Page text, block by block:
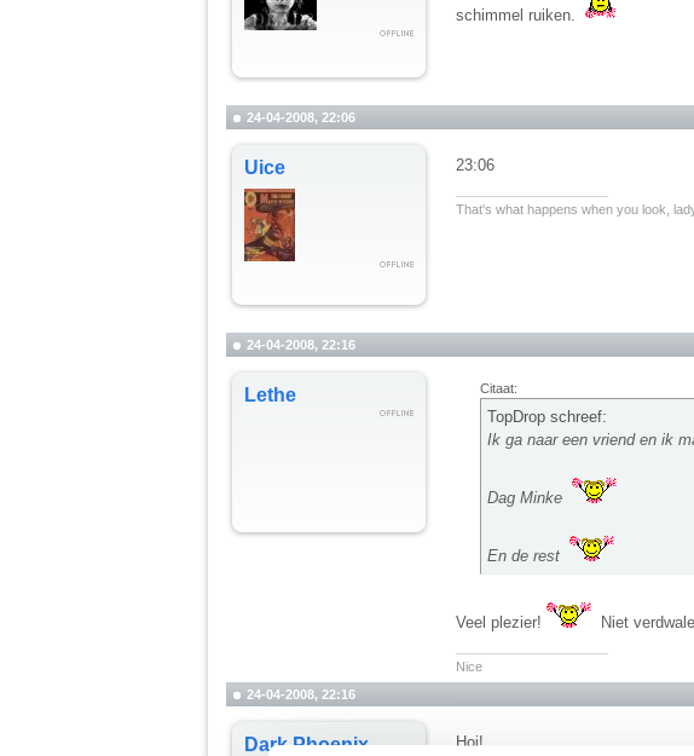
schimmel ruiken.
24-04-2008, 22:06
Uice
23:06
That's what happens when you look,
24-04-2008, 22:16
Lethe Citaat:
TopDrop schreef:
Ik ga naar een vriend en ik
Dag Minke
En de rest
Veel plezier!
Niet
Nice
24-04-2008, 22:16
Dark Phoenix
Hoi!